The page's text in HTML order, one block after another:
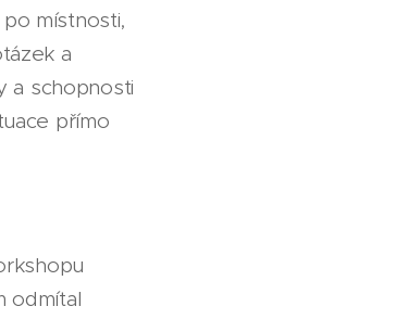
místnosti,
a
a schopnosti
přímo
odmítal